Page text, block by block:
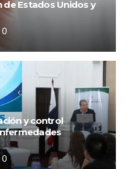
Estados Unidos y
0
y control
0